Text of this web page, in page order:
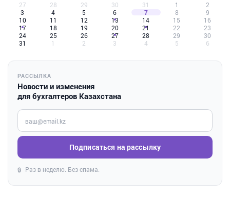
27 28 29 30 31 1
2
3
4 5 6 7 8
9
10
11 12 13 14 15
16
17
18 19 20 21 22
23
24
25 26 27 28 29
30
31
1 2 3 4 5 6
РАССЫЛКА
Новости и изменения
для бухгалтеров Казахстана
Введите ваш e-mail
Подписаться на рассылку
🔒 Раз в неделю. Без спама.